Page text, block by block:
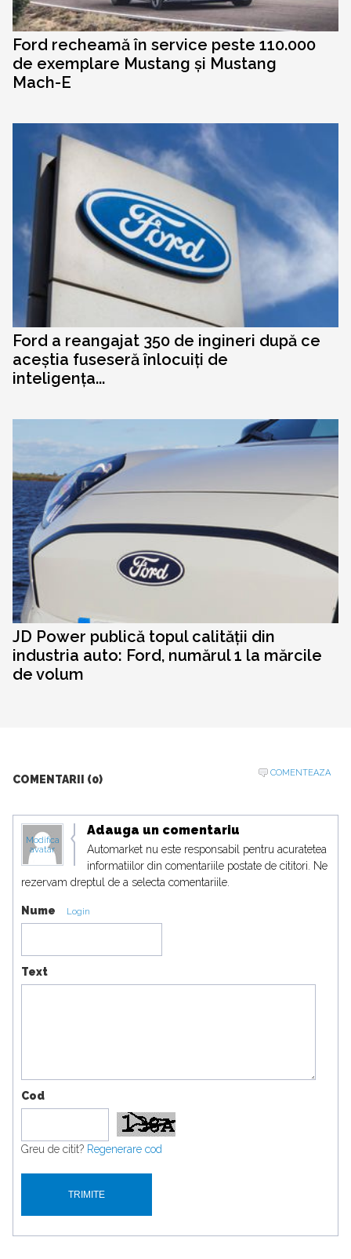
Ford recheamă în service peste 110.000
de exemplare Mustang și Mustang
Mach-E
Ford a reangajat 350 de ingineri după ce
aceștia fuseseră înlocuiți de
inteligența...
JD Power publică topul calității din
industria auto: Ford, numărul 1 la mărcile
de volum
COMENTARII (0)
COMENTEAZA
Modifica
avatar
Adauga un comentariu
Automarket nu este responsabil pentru acuratetea
informatiilor din comentariile postate de cititori. Ne
rezervam dreptul de a selecta comentariile.
Nume Login
Text
Cod
Greu de citit? Regenerare cod